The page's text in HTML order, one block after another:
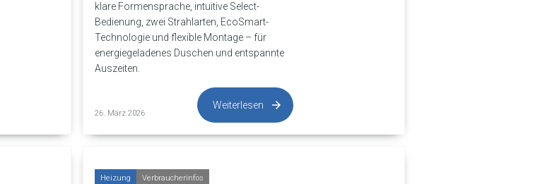
klare Formensprache, intuitive Select-
Bedienung, zwei Strahlarten, EcoSmart-
Technologie und flexible Montage – für
energiegeladenes Duschen und entspannte
Auszeiten.
26. März 2026
Weiterlesen
Heizung Verbraucherinfos